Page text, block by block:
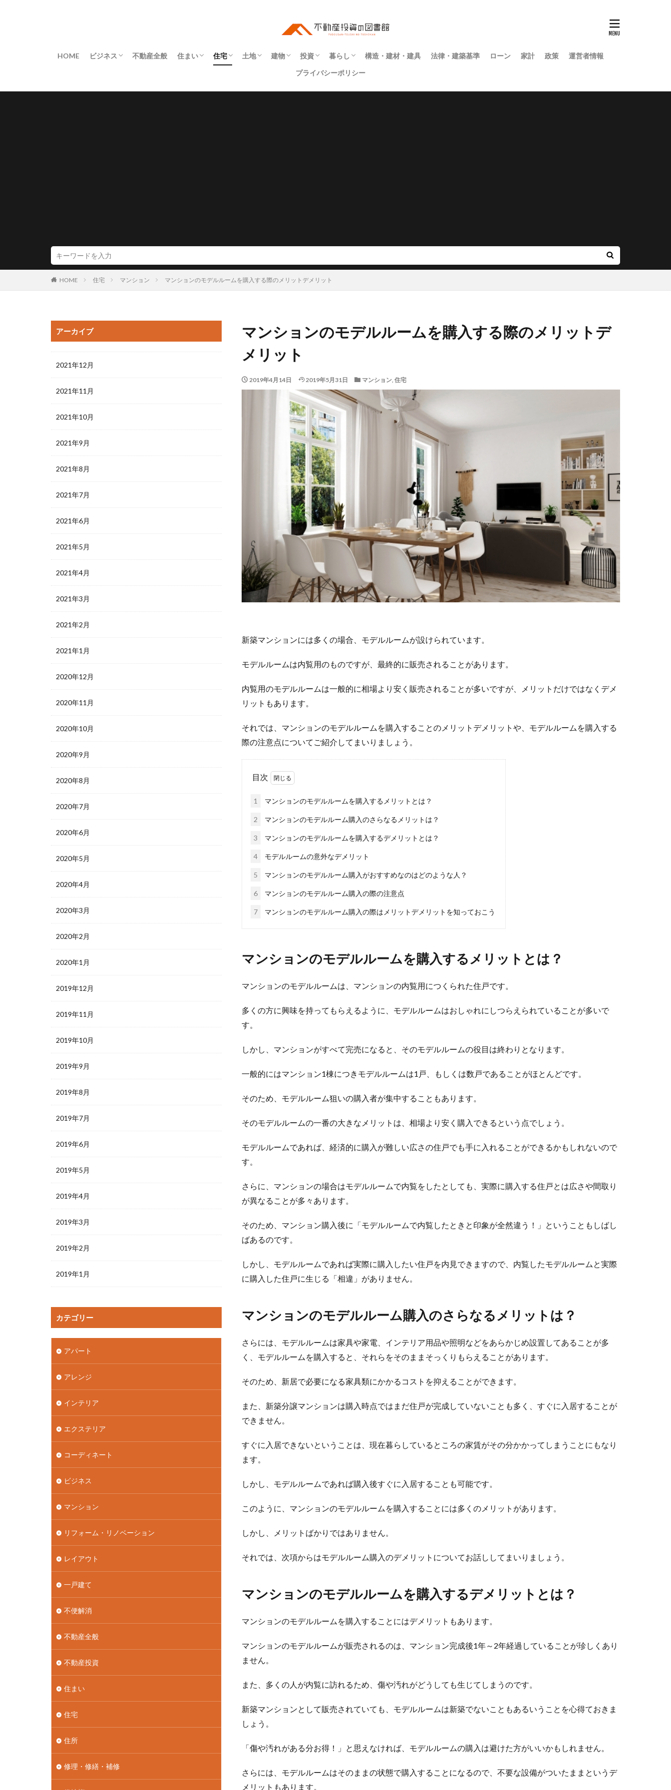
HOME ビジネス 不動産全般 住まい 住宅 土地 建物
インテリア
エクステリア
リフォーム・リノベーション
投資
不動産投資
暮らし
インフラ
同居
契約
権利
法令
物件探し
登記
構造・建材・建具 法律・建築基準 ローン 家計 政策
運営者情報
プライバシーポリシー
HOME 住宅 マンション マンションのモデルルームを購入する際のメリットデメリット
マンションのモデルルームを購入する際のメリットデ
メリット
2019年4月14日 2019年5月31日 マンション, 住宅
新築マンションには多くの場合、モデルルームが設けられています。
モデルルームは内覧用のものですが、最終的に販売されることがあります。
内覧用のモデルルームは一般的に相場より安く販売されることが多いですが、メリットだけではなくデメ
リットもあります。
それでは、マンションのモデルルームを購入することのメリットデメリットや、モデルルームを購入する
際の注意点についてご紹介してまいりましょう。
目次
1 マンションのモデルルームを購入するメリットとは？
2 マンションのモデルルーム購入のさらなるメリットは？
3 マンションのモデルルームを購入するデメリットとは？
4 モデルルームの意外なデメリット
5 マンションのモデルルーム購入がおすすめなのはどのような人？
6 マンションのモデルルーム購入の際の注意点
7 マンションのモデルルーム購入の際はメリットデメリットを知っておこう
マンションのモデルルームを購入するメリットとは？
マンションのモデルルームは、マンションの内覧用につくられた住戸です。
多くの方に興味を持ってもらえるように、モデルルームはおしゃれにしつらえられていることが多いで
す。
しかし、マンションがすべて完売になると、そのモデルルームの役目は終わりとなります。
一般的にはマンション1棟につきモデルルームは1戸、もしくは数戸であることがほとんどです。
そのため、モデルルーム狙いの購入者が集中することもあります。
そのモデルルームの一番の大きなメリットは、相場より安く購入できるという点でしょう。
モデルルームであれば、経済的に購入が難しい広さの住戸でも手に入れることができるかもしれないので
す。
さらに、マンションの場合はモデルルームで内覧をしたとしても、実際に購入する住戸とは広さや間取り
が異なることが多々あります。
そのため、マンション購入後に「モデルルームで内覧したときと印象が全然違う！」ということもしばし
ばあるのです。
しかし、モデルルームであれば実際に購入したい住戸を内見できますので、内覧したモデルルームと実際
に購入した住戸に生じる「相違」がありません。
マンションのモデルルーム購入のさらなるメリットは？
さらには、モデルルームは家具や家電、インテリア用品や照明などをあらかじめ設置してあることが多
く、モデルルームを購入すると、それらをそのままそっくりもらえることがあります。
そのため、新居で必要になる家具類にかかるコストを抑えることができます。
また、新築分譲マンションは購入時点ではまだ住戸が完成していないことも多く、すぐに入居することが
できません。
すぐに入居できないということは、現在暮らしているところの家賃がその分かかってしまうことにもなり
ます。
しかし、モデルルームであれば購入後すぐに入居することも可能です。
このように、マンションのモデルルームを購入することには多くのメリットがあります。
しかし、メリットばかりではありません。
それでは、次項からはモデルルーム購入のデメリットについてお話ししてまいりましょう。
マンションのモデルルームを購入するデメリットとは？
マンションのモデルルームを購入することにはデメリットもあります。
マンションのモデルルームが販売されるのは、マンション完成後1年～2年経過していることが珍しくあり
ません。
また、多くの人が内覧に訪れるため、傷や汚れがどうしても生じてしまうのです。
新築マンションとして販売されていても、モデルルームは新築でないこともあるいうことを心得ておきま
しょう。
「傷や汚れがある分お得！」と思えなければ、モデルルームの購入は避けた方がいいかもしれません。
さらには、モデルルームはそのままの状態で購入することになるので、不要な設備がついたままというデ
メリットもあります。
アーカイブ
2021年12月
2021年11月
2021年10月
2021年9月
2021年8月
2021年7月
2021年6月
2021年5月
2021年4月
2021年3月
2021年2月
2021年1月
2020年12月
2020年11月
2020年10月
2020年9月
2020年8月
2020年7月
2020年6月
2020年5月
2020年4月
2020年3月
2020年2月
2020年1月
2019年12月
2019年11月
2019年10月
2019年9月
2019年8月
2019年7月
2019年6月
2019年5月
2019年4月
2019年3月
2019年2月
2019年1月
カテゴリー
アパート
アレンジ
インテリア
エクステリア
コーディネート
ビジネス
マンション
リフォーム・リノベーション
レイアウト
一戸建て
不便解消
不動産全般
不動産投資
住まい
住宅
住所
修理・修繕・補修